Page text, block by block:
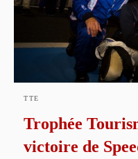
TTE
Trophée
victoire de